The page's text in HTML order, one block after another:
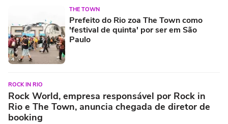
THE TOWN
Prefeito do Rio zoa The Town como
'festival de quinta' por ser em São
Paulo
ROCK IN RIO
Rock World, empresa responsável por Rock in
Rio e The Town, anuncia chegada de diretor de
booking